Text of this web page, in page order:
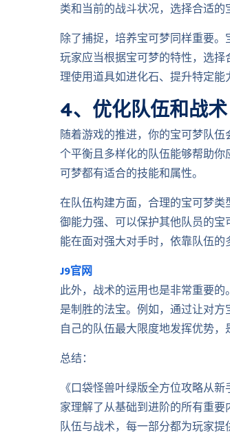
类和当前的战斗状况，选择合适的
除了捕捉，培养宝可梦同样重要
玩家应当根据宝可梦的特性，选
理使用道具如进化石、提升特定能
4、优化队伍和战术
随着游戏的推进，你的宝可梦队
个平衡且多样化的队伍能够帮助
可梦都有适合的技能和属性。
在队伍构建方面，合理的宝可梦
御能力强、可以保护其他队员的
能在面对强大对手时，依靠队伍的
J9官网
此外，战术的运用也是非常重要
是制胜的法宝。例如，通过让对
自己的队伍最大限度地发挥优势，
总结：
《口袋怪兽叶绿版全方位攻略从
家理解了从基础到进阶的所有重
队伍与战术，每一部分都为玩家提